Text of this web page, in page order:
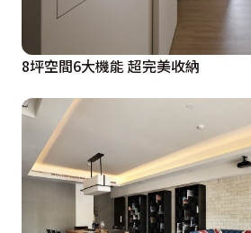
8坪空間6大機能 超完美收納